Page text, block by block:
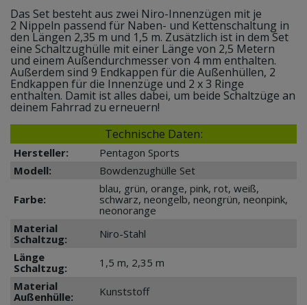
Das Set besteht aus zwei Niro-Innenzügen mit je
2 Nippeln passend für Naben- und Kettenschaltung in
den Längen 2,35 m und 1,5 m. Zusätzlich ist in dem Set
eine Schaltzughülle mit einer Länge von 2,5 Metern
und einem Außendurchmesser von 4 mm enthalten.
Außerdem sind 9 Endkappen für die Außenhüllen, 2
Endkappen für die Innenzüge und 2 x 3 Ringe
enthalten. Damit ist alles dabei, um beide Schaltzüge an
deinem Fahrrad zu erneuern!
Technische Daten:
Hersteller:
Pentagon Sports
Modell:
Bowdenzughülle Set
Farbe:
blau, grün, orange, pink, rot, weiß,
schwarz, neongelb, neongrün, neonpink,
neonorange
Material
Schaltzug:
Niro-Stahl
Länge
Schaltzug:
1,5 m, 2,35 m
Material
Außenhülle:
Kunststoff